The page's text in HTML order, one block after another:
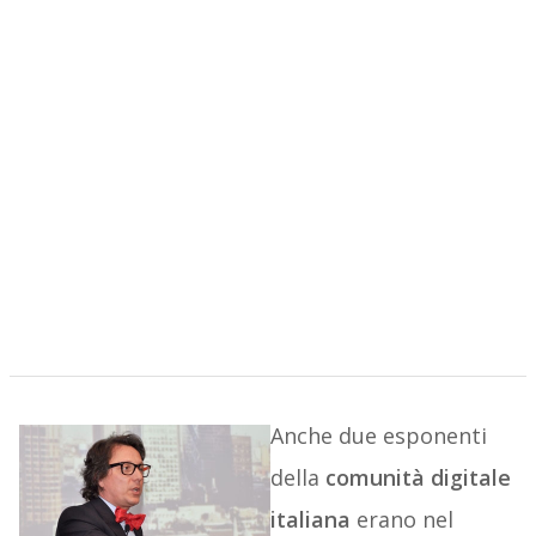
Anche due esponenti
della comunità digitale
italiana erano nel